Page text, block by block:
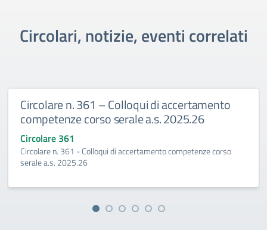
Circolari, notizie, eventi correlati
n. 361 – Colloqui di accertamento
corso serale a.s. 2025.26
361
n. 361 - Colloqui di accertamento competenze corso
a.s. 2025.26